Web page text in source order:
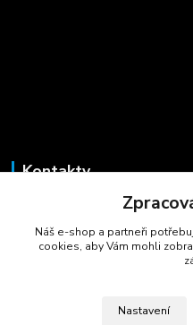
Kontakty
+420 723 725 881
(Po-Pá, 8-16 hod.)
Náš e-shop a partneři
cookies, aby Vám mohli
Nastavení